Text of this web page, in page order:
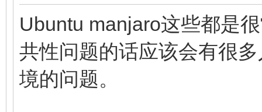
Ubuntu manjaro这些都是
共性问题的话应该会有很
境的问题。